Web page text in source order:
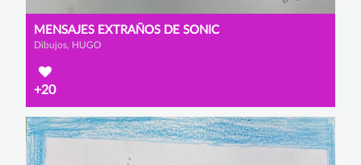
MENSAJES EXTRAÑOS DE SONIC
Dibujos, HUGO
+20